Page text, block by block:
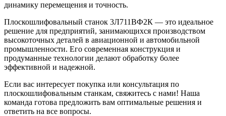
динамику перемещения и точность.
Плоскошлифовальный станок 3Л711ВФ2К — это идеальное
решение для предприятий, занимающихся производством
высокоточных деталей в авиационной и автомобильной
промышленности. Его современная конструкция и
продуманные технологии делают обработку более
эффективной и надежной.
Если вас интересует покупка или консультация по
плоскошлифовальным станкам, свяжитесь с нами! Наша
команда готова предложить вам оптимальные решения и
ответить на все вопросы.